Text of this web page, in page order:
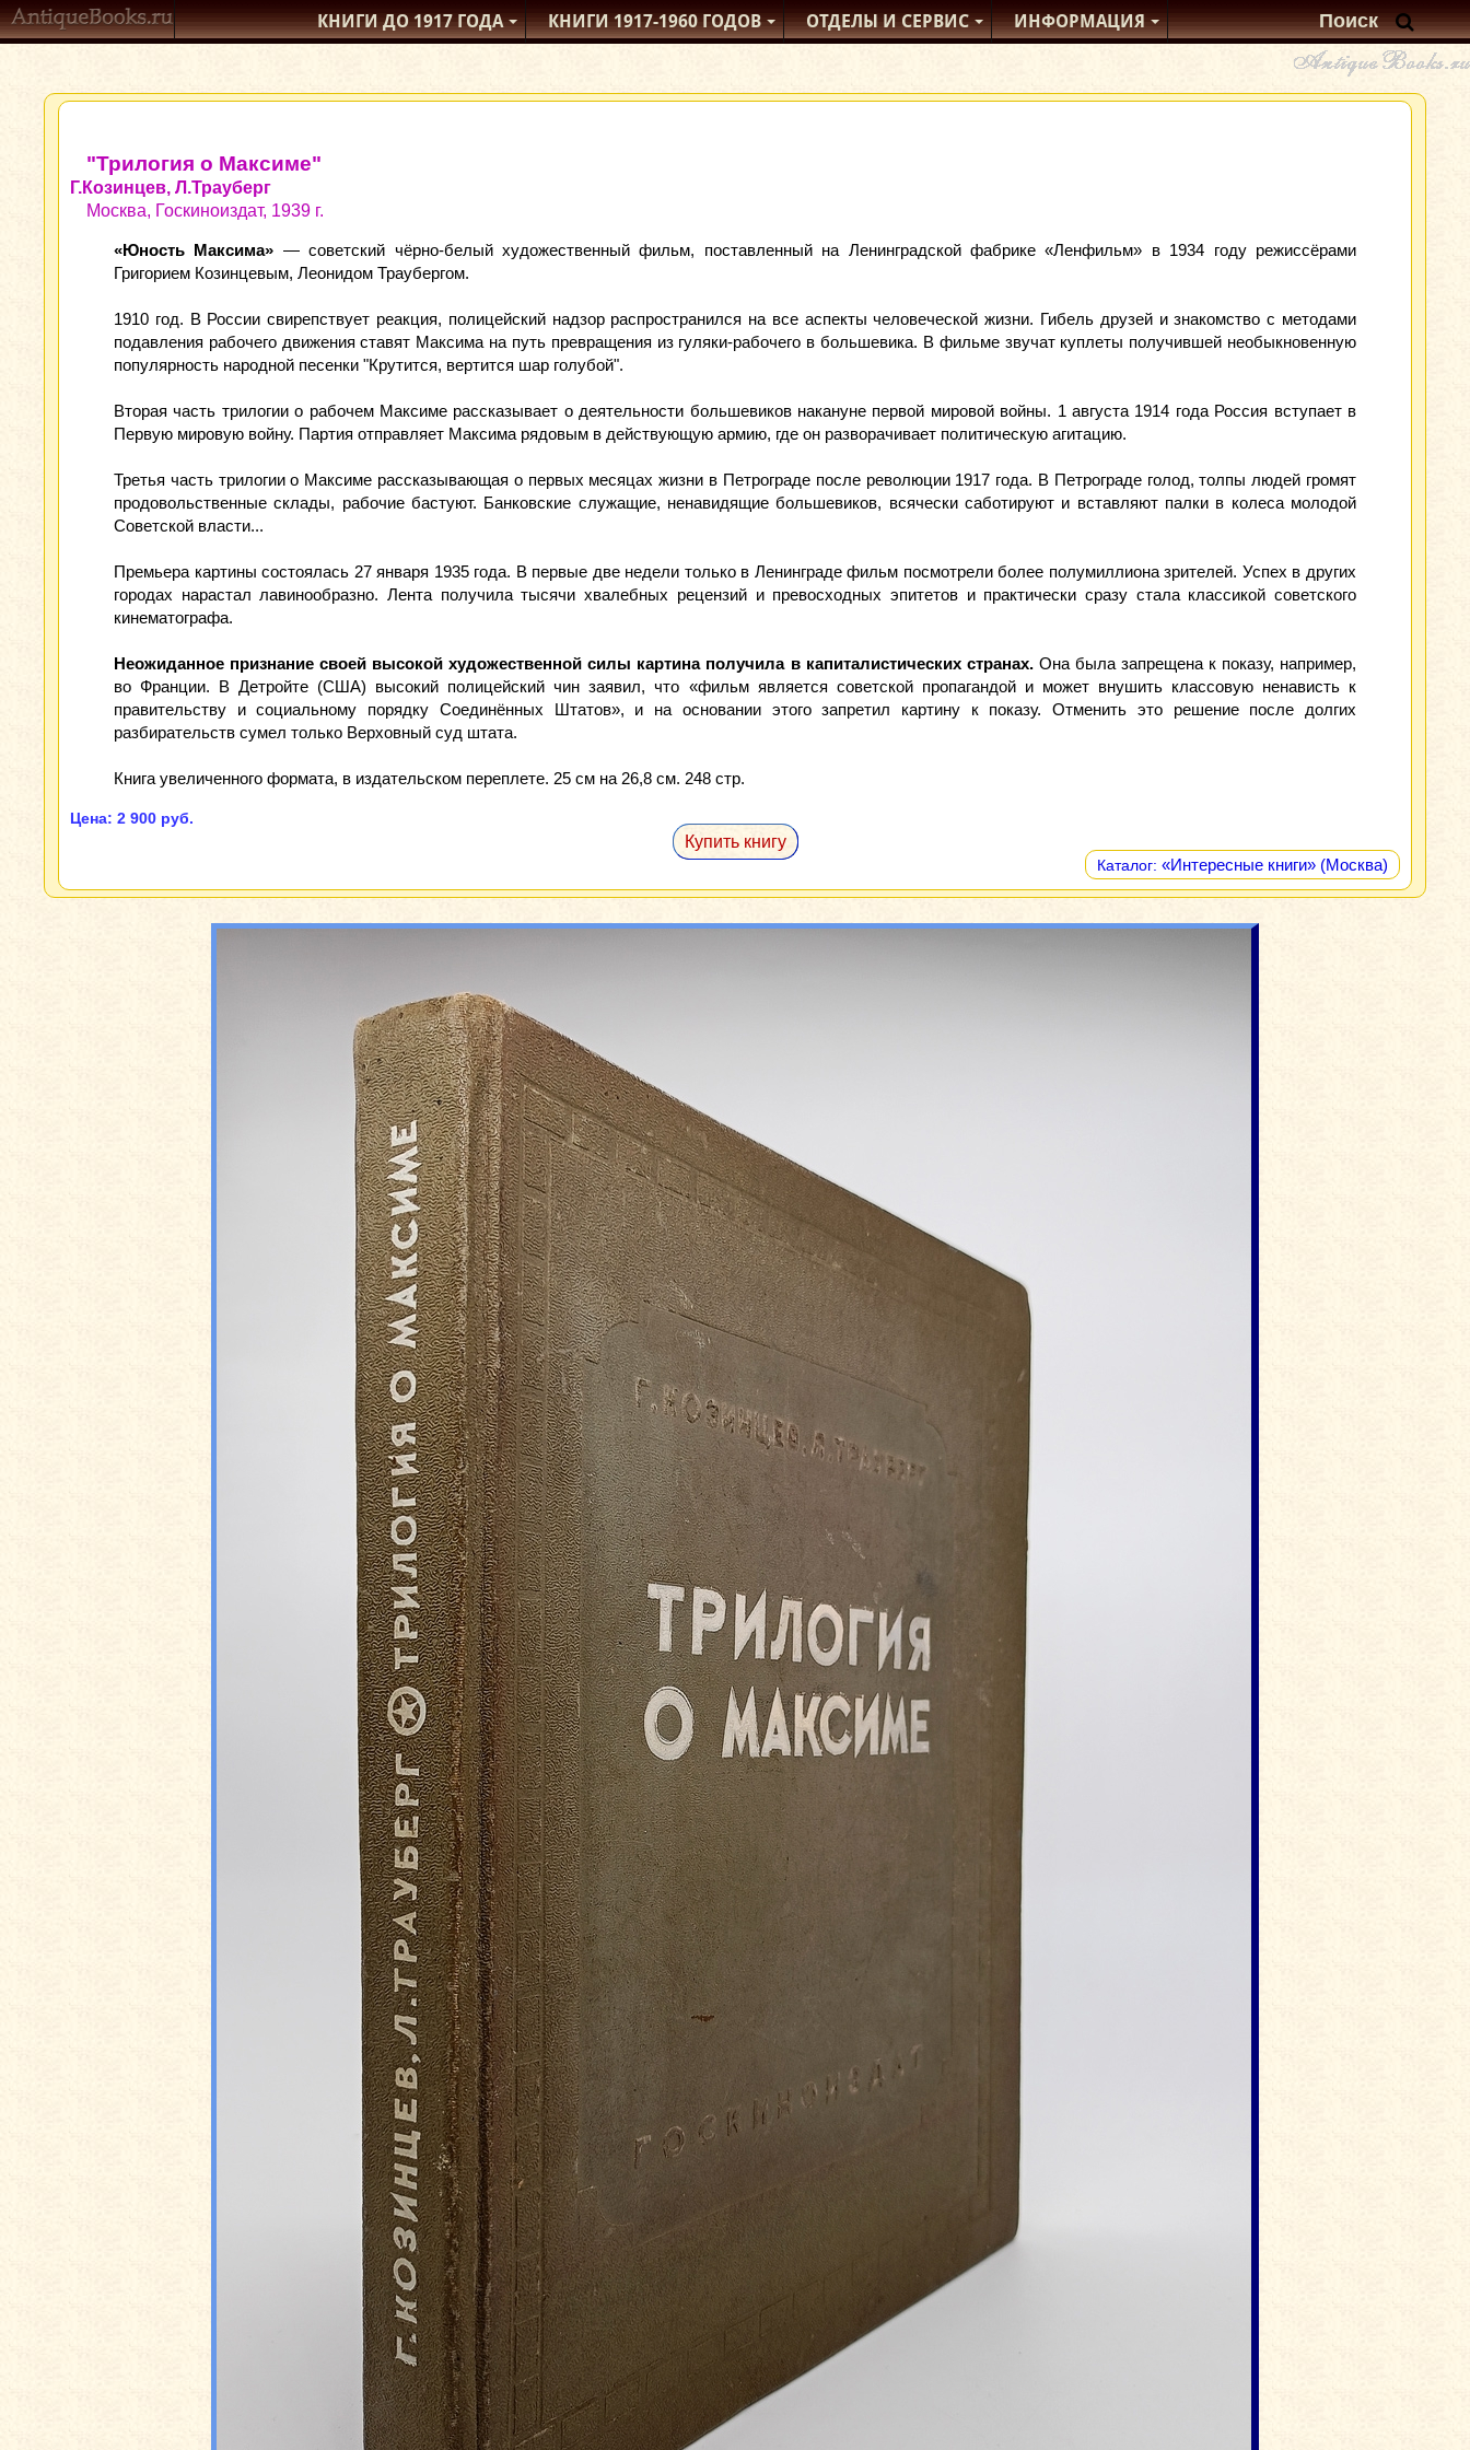
КНИГИ ДО 1917ГОДА КНИГИ1917-1960ГОДОВ ОТДЕЛЫИ СЕРВИС ИНФОРМАЦИЯ
"Трилогия о Максиме"
Г.Козинцев, Л.Трауберг
Москва, Госкиноиздат, 1939 г.
«Юность Максима» — советский чёрно-белый художественный фильм, поставленный на Ленинградской фабрике «Ленфильм» в 1934 году режиссёрами
Григорием Козинцевым, Леонидом Траубергом.
1910 год. В России свирепствует реакция, полицейский надзор распространился на все аспекты человеческой жизни. Гибель друзей и знакомство с методами
подавления рабочего движения ставят Максима на путь превращения из гуляки-рабочего в большевика. В фильме звучат куплеты получившей необыкновенную
популярность народной песенки "Крутится, вертится шар голубой".
Вторая часть трилогии о рабочем Максиме рассказывает о деятельности большевиков накануне первой мировой войны. 1 августа 1914 года Россия вступает в
Первую мировую войну. Партия отправляет Максима рядовым в действующую армию, где он разворачивает политическую агитацию.
Третья часть трилогии о Максиме рассказывающая о первых месяцах жизни в Петрограде после революции 1917 года. В Петрограде голод, толпы людей громят
продовольственные склады, рабочие бастуют. Банковские служащие, ненавидящие большевиков, всячески саботируют и вставляют палки в колеса молодой
Советской власти...
Премьера картины состоялась 27 января 1935 года. В первые две недели только в Ленинграде фильм посмотрели более полумиллиона зрителей. Успех в других
городах нарастал лавинообразно. Лента получила тысячи хвалебных рецензий и превосходных эпитетов и практически сразу стала классикой советского
кинематографа.
Неожиданное признание своей высокой художественной силы картина получила в капиталистических странах. Она была запрещена к показу, например,
во Франции. В Детройте (США) высокий полицейский чин заявил, что «фильм является советской пропагандой и может внушить классовую ненависть к
правительству и социальному порядку Соединённых Штатов», и на основании этого запретил картину к показу. Отменить это решение после долгих
разбирательств сумел только Верховный суд штата.
Книга увеличенного формата, в издательском переплете. 25 см на 26,8 см. 248 стр.
Цена: 2 900 руб.
Купить книгу
Каталог: «Интересные книги» (Москва)